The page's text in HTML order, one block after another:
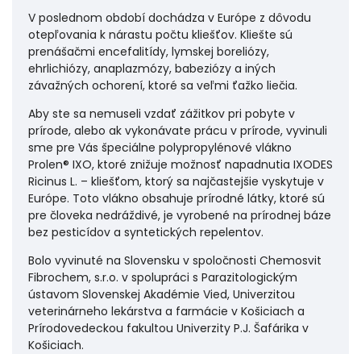
V poslednom období dochádza v Európe z dôvodu
otepľovania k nárastu počtu kliešťov. Kliešte sú
prenášačmi encefalitídy, lymskej boreliózy,
ehrlichiózy, anaplazmózy, babeziózy a iných
závažných ochorení, ktoré sa veľmi ťažko liečia.
Aby ste sa nemuseli vzdať zážitkov pri pobyte v
prírode, alebo ak vykonávate prácu v prírode, vyvinuli
sme pre Vás špeciálne polypropylénové vlákno
Prolen® IXO, ktoré znižuje možnosť napadnutia IXODES
Ricinus L. – kliešťom, ktorý sa najčastejšie vyskytuje v
Európe. Toto vlákno obsahuje prírodné látky, ktoré sú
pre človeka nedráždivé, je vyrobené na prírodnej báze
bez pesticídov a syntetických repelentov.
Bolo vyvinuté na Slovensku v spoločnosti Chemosvit
Fibrochem, s.r.o. v spolupráci s Parazitologickým
ústavom Slovenskej Akadémie Vied, Univerzitou
veterinárneho lekárstva a farmácie v Košiciach a
Prírodovedeckou fakultou Univerzity P.J. Šafárika v
Košiciach.